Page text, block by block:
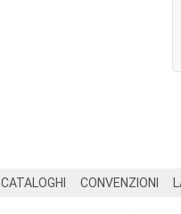
CATALOGHI CONVENZIONI